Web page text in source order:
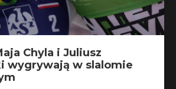
Chyla i Juliusz
wygrywają w slalomie